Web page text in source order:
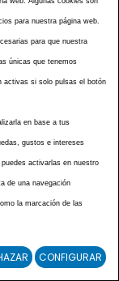
para nuestra página web.
para que nuestra
únicas que tenemos
activas si solo pulsas el botón
en base a tus
gustos e intereses
activarlas en nuestro
de una navegación
la marcación de las
CONFIGURAR